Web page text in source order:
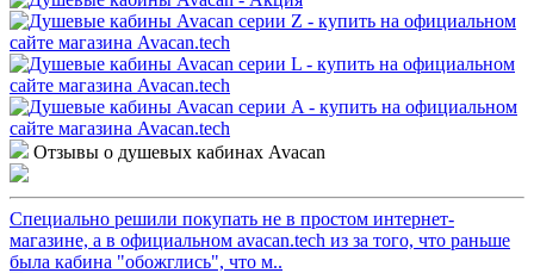
Отзывы о душевых кабинах Avacan
Специально решили покупать не в простом интернет-
магазине, а в официальном avacan.tech из за того, что раньше
была кабина "обожглись", что м..